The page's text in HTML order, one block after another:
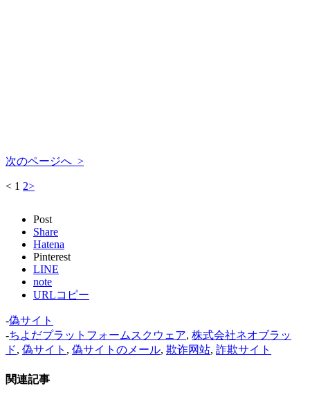
次のページへ >
< 1 2>
Post
Share
Hatena
Pinterest
LINE
note
URLコピー
-偽サイト
-ちよだプラットフォームスクウェア, 株式会社ネオブラッ
ド, 偽サイト , 偽サイトのメール, 欺诈网站, 詐欺サイト
関連記事